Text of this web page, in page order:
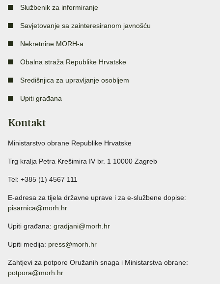
Službenik za informiranje
Savjetovanje sa zainteresiranom javnošću
Nekretnine MORH-a
Obalna straža Republike Hrvatske
Središnjica za upravljanje osobljem
Upiti građana
Kontakt
Ministarstvo obrane Republike Hrvatske
Trg kralja Petra Krešimira IV br. 1 10000 Zagreb
Tel: +385 (1) 4567 111
E-adresa za tijela državne uprave i za e-službene dopise:
pisarnica@morh.hr
Upiti građana: gradjani@morh.hr
Upiti medija: press@morh.hr
Zahtjevi za potpore Oružanih snaga i Ministarstva obrane:
potpora@morh.hr